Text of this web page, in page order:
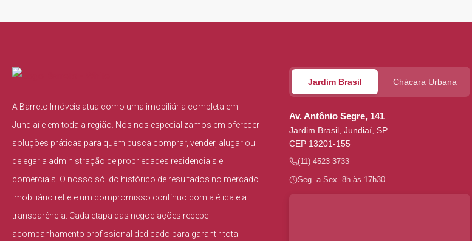
A Barreto Imóveis atua como uma imobiliária completa em
Jundiaí e em toda a região. Nós nos especializamos em oferecer
soluções práticas para quem busca comprar, vender, alugar ou
delegar a administração de propriedades residenciais e
comerciais. O nosso sólido histórico de resultados no mercado
imobiliário reflete um compromisso contínuo com a ética e a
transparência. Cada etapa das negociações recebe
acompanhamento profissional dedicado para garantir total
Jardim Brasil Chácara Urbana
Av. Antônio Segre, 141
Jardim Brasil, Jundiaí, SP
CEP 13201-155
(11) 4523-3733
Seg. a Sex. 8h às 17h30